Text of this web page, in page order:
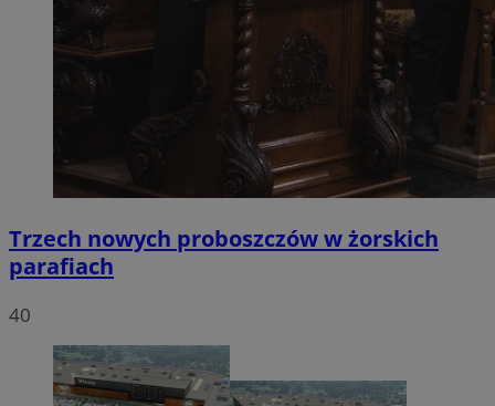
Trzech nowych proboszczów w żorskich
parafiach
40